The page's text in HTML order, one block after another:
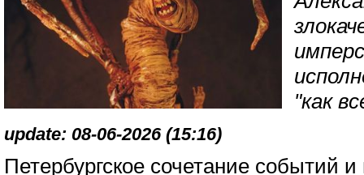
"как
update: 08-06-2026 (15:16)
Петербургское сочетание событий